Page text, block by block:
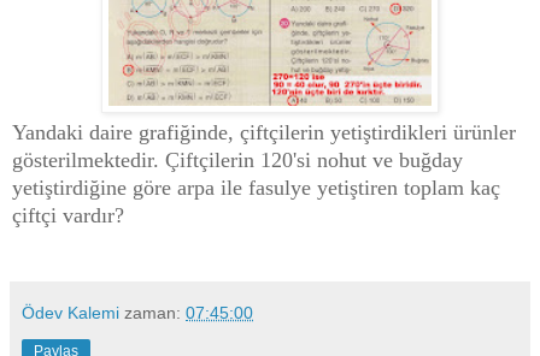
Yandaki daire grafiğinde, çiftçilerin yetiştirdikleri ürünler
gösterilmektedir. Çiftçilerin 120'si nohut ve buğday
yetiştirdiğine göre arpa ile fasulye yetiştiren toplam kaç
çiftçi vardır?
Ödev Kalemi zaman: 07:45:00
Paylaş